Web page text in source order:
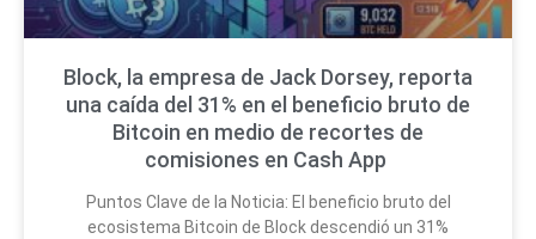
Block, la empresa de Jack Dorsey, reporta
una caída del 31% en el beneficio bruto de
Bitcoin en medio de recortes de
comisiones en Cash App
Puntos Clave de la Noticia: El beneficio bruto del
ecosistema Bitcoin de Block descendió un 31%